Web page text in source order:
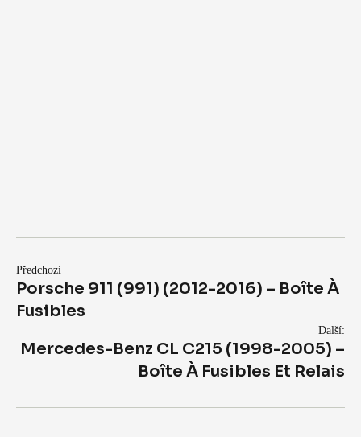
Předchozí
Porsche 911 (991) (2012-2016) – Boîte À
Fusibles
Další:
Mercedes-Benz CL C215 (1998-2005) –
Boîte À Fusibles Et Relais